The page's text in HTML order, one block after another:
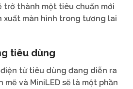
trở thành một tiêu chuẩn mới
xuất màn hình trong tương lai
tiêu dùng
tử tiêu dùng đang diễn ra
mẽ và MiniLED sẽ là một phần